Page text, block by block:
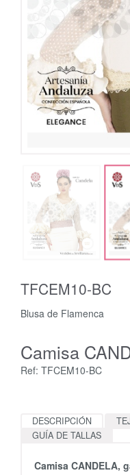
TFCEM10-BC
Blusa de Flamenca
Camisa
Ref: TFCEM10-BC
DESCRIPCIÓN
GUÍA DE TALLAS
Camisa CANDELA,